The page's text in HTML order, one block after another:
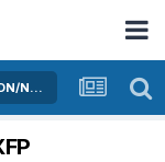
Активное оборудование Ethernet, IP, MPLS, SDN/NFV...